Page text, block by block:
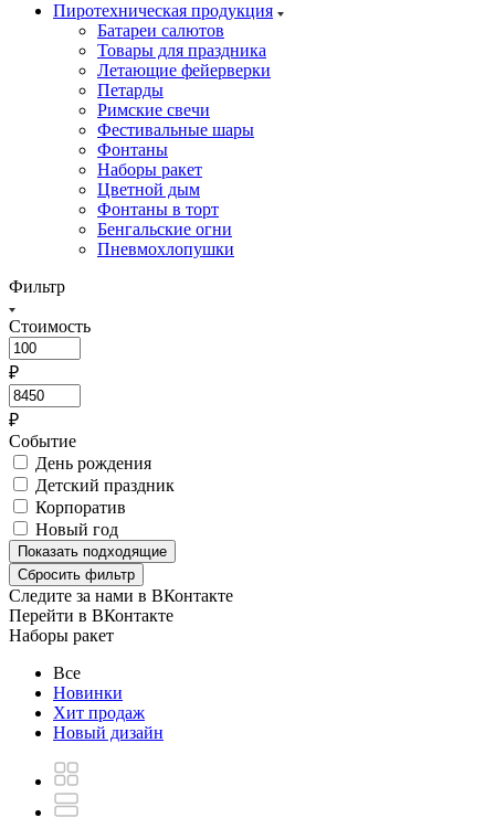
Пиротехническая продукция
Батареи салютов
Товары для праздника
Летающие фейерверки
Петарды
Римские свечи
Фестивальные шары
Фонтаны
Наборы ракет
Цветной дым
Фонтаны в торт
Бенгальские огни
Пневмохлопушки
Фильтр
Стоимость
₽
₽
Событие
День рождения
Детский праздник
Корпоратив
Новый год
Показать подходящие
Сбросить фильтр
Следите за нами в ВКонтакте
Перейти в ВКонтакте
Наборы ракет
Все
Новинки
Хит продаж
Новый дизайн